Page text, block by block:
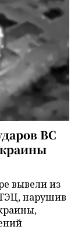
ВС
вывели из
нарушив